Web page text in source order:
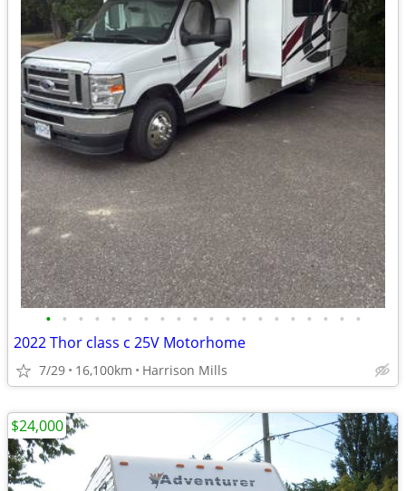
• • • • • • • • • • • • • • • • • • • •
2022 Thor class c 25V Motorhome
7/29 16,100km Harrison Mills
$24,000